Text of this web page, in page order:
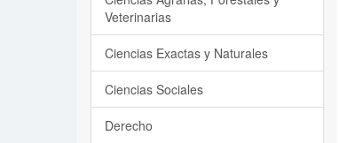
Veterinarias
Ciencias Exactas y Naturales
Ciencias Sociales
Derecho